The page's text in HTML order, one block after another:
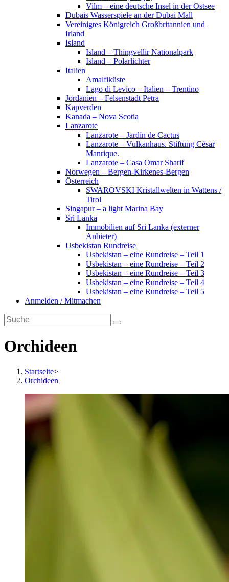
Vilm – eine deutsche Insel in der Ostsee
Dubais Wasserspiele an der Dubai Mall
Vereinigtes Königreich Großbritannien und
Irland
Island
Island – Thingvellir Nationalpark
Island – Polarlichter
Italien
Amalfiküste
Lago di Levico – Italien – Trentino
Jordanien – Felsenstadt Petra
Kapverden
Kanada – Nova Scotia
Lanzarote
Lanzarote – Jardín de Cactus
Lanzarote – Vulkanhaus. Stiftung César
Manrique.
Lanzarote – Casa Omar Sharif
Norwegen – Bergen-Kirkenes-Bergen
Österreich
SWAROVSKI Kristallwelten in Wattens /
Tirol
Singapur – a light Marina Bay
Sri Lanka
Immobilien auf Sri Lanka (externer
Anbieter)
Usbekistan Rundreise
Usbekistan – eine Rundreise – Teil 1
Usbekistan – eine Rundreise – Teil 2
Usbekistan – eine Rundreise – Teil 3
Usbekistan – eine Rundreise – Teil 4
Usbekistan – eine Rundreise – Teil 5
Anmelden / Mitmachen
Orchideen
Startseite>
Orchideen